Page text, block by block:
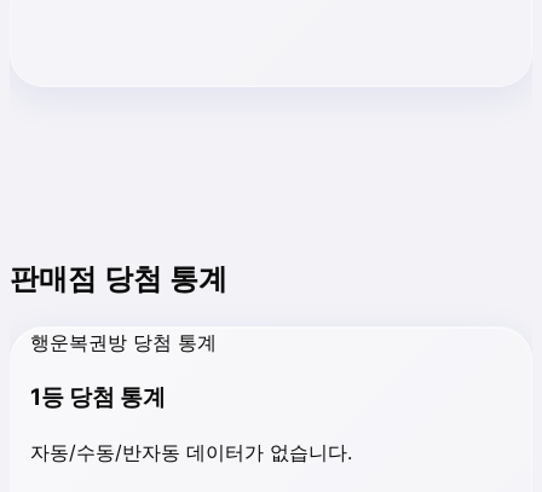
판매점 당첨 통계
행운복권방 당첨 통계
1등 당첨 통계
자동/수동/반자동 데이터가 없습니다.